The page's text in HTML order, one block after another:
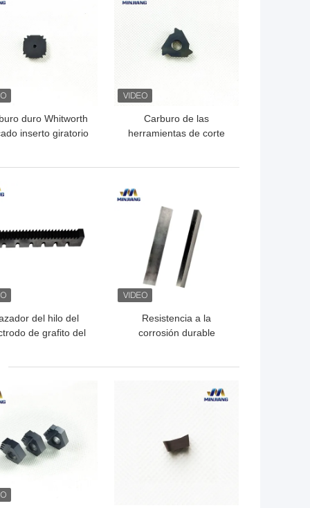
duro Whitworth
inserto giratorio
Carburo de las
herramientas de corte
del hilo del
de grafito del
PRECIO
Resistencia a la
corrosión durable
precisión de los metales
MEJOR PRECIO
PRECIO